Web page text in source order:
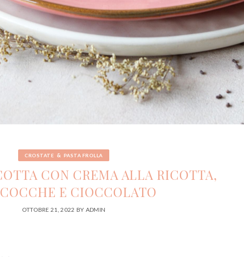
CROSTATE & PASTA FROLLA
CON CREMA ALLA RICOTTA,
E CIOCCOLATO
OTTOBRE 21, 2022 BY ADMIN